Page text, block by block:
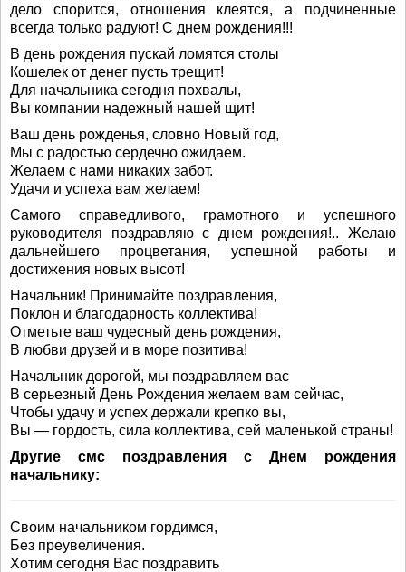
дело спорится, отношения клеятся, а подчиненные
всегда только радуют! С днем рождения!!!
В день рождения пускай ломятся столы
Кошелек от денег пусть трещит!
Для начальника сегодня похвалы,
Вы компании надежный нашей щит!
Ваш день рожденья, словно Новый год,
Мы с радостью сердечно ожидаем.
Желаем с нами никаких забот.
Удачи и успеха вам желаем!
Самого справедливого, грамотного и успешного
руководителя поздравляю с днем рождения!.. Желаю
дальнейшего процветания, успешной работы и
достижения новых высот!
Начальник! Принимайте поздравления,
Поклон и благодарность коллектива!
Отметьте ваш чудесный день рождения,
В любви друзей и в море позитива!
Начальник дорогой, мы поздравляем вас
В серьезный День Рождения желаем вам сейчас,
Чтобы удачу и успех держали крепко вы,
Вы — гордость, сила коллектива, сей маленькой страны!
Другие смс поздравления с Днем рождения
начальнику:
Своим начальником гордимся,
Без преувеличения.
Хотим сегодня Вас поздравить